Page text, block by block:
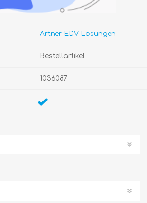
Artner EDV Lösungen
Bestellartikel
1036087